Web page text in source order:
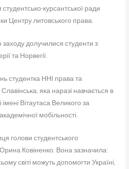
курсантської ради
Центру литовського права.
заходу долучилися студенти з
та Норвегії.
студентка ННІ права та
Славінська, яка наразі навчається в
Вітаутаса Великого за
мобільності.
голови студентського
Ковіненко. Вона зазначила:
світі можуть допомогти Україні,